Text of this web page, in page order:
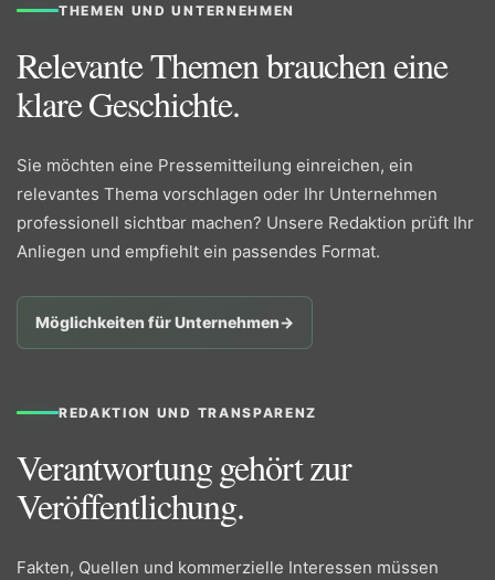
THEMEN UND UNTERNEHMEN
Relevante Themen brauchen eine
klare Geschichte.
Sie möchten eine Pressemitteilung einreichen, ein
relevantes Thema vorschlagen oder Ihr Unternehmen
professionell sichtbar machen? Unsere Redaktion prüft Ihr
Anliegen und empfiehlt ein passendes Format.
Möglichkeiten für Unternehmen→
REDAKTION UND TRANSPARENZ
Verantwortung gehört zur
Veröffentlichung.
Fakten, Quellen und kommerzielle Interessen müssen